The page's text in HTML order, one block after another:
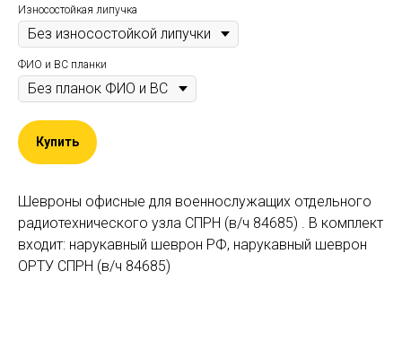
Износостойкая липучка
ФИО и ВС планки
Купить
Шевроны офисные для военнослужащих отдельного
радиотехнического узла СПРН (в/ч 84685) . В комплект
входит: нарукавный шеврон РФ, нарукавный шеврон
ОРТУ СПРН (в/ч 84685)